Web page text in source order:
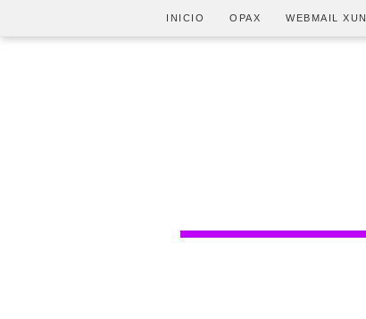
INICIO OPAX WEBMAIL